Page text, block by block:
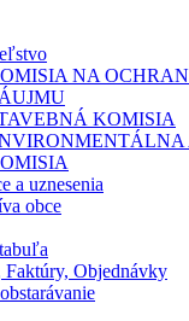
NA
KOMISIA
a uznesenia
obce
Faktúry, Objednávky